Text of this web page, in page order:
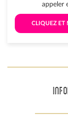
appeler
CLIQUEZ ET